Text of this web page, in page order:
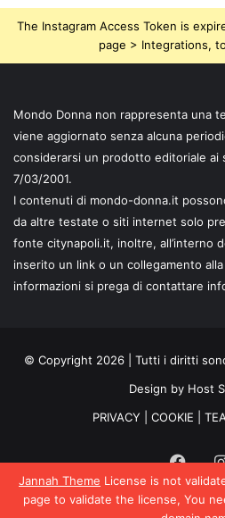
Jannah Theme License is not
page to validate the license, You
The Instagram Access Token is
page > Integrations,
Mondo Donna non rappresenta una
viene aggiornato senza alcuna
considerarsi un prodotto editoriale ai
7/03/2001.
I contenuti di mondo-donna.it
da altre testate o siti internet solo
fonte citynapoli.it, inoltre, all’interno
inserito un link o un collegamento
informazioni si prega di contattare
© Copyright 2026 | Tutti i diritti
Design by Host
PRIVACY
COOKIE